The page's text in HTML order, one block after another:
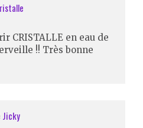
CRISTALLE en eau de
!! Très bonne
Jicky